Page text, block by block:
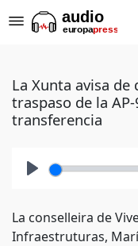
La Xunta avisa
traspaso de la
transferencia
La conselleira de
Infraestruturas,